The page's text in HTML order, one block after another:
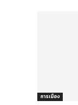
การเมือง